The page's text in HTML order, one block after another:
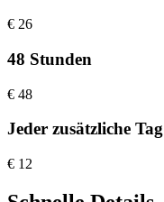
€ 26
48 Stunden
€ 48
Jeder zusätzliche Tag
€ 12